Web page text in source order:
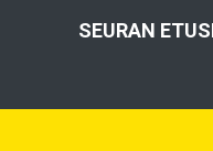
SEURAN